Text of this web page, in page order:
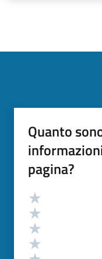
Quanto
pagina?
Valutazione